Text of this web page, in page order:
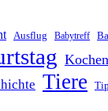
Ausflug Babytreff
Kochen
Tiere